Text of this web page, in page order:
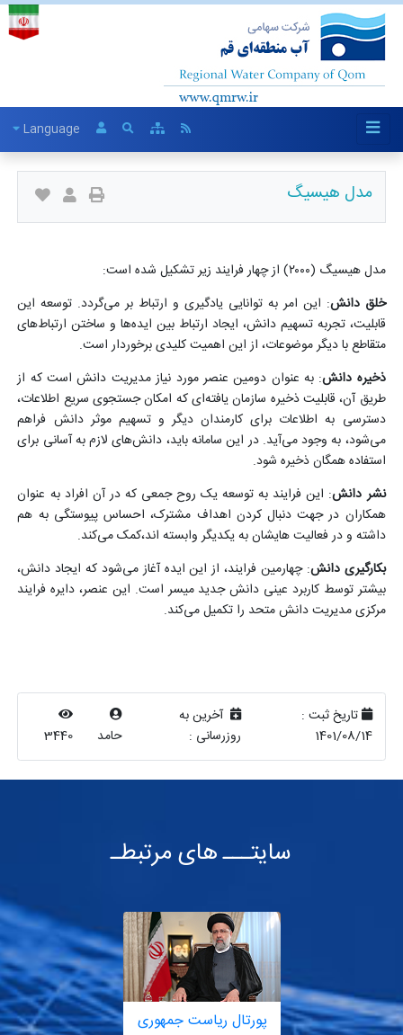
Language
مدل هیسیگ
مدل هیسیگ (۲۰۰۰) از چهار فرایند زیر تشکیل شده است
:
خلق دانش: این امر به توانایی یادگیری و ارتباط بر می‌گردد. توسعه این
قابلیت، تجربه تسهیم دانش، ایجاد ارتباط بین ایده‌ها و ساختن ارتباط‌های
متقاطع با دیگر موضوعات، از این اهمیت کلیدی برخوردار است.
ذخیره دانش: به عنوان دومین عنصر مورد نیاز مدیریت دانش است که از
طریق آن، قابلیت ذخیره سازمان یافته‌ای که امکان جستجوی سریع اطلاعات،
دسترسی به اطلاعات برای کارمندان دیگر و تسهیم موثر دانش فراهم
می‌شود، به وجود می‌آید. در این سامانه باید، دانش‌های لازم به آسانی برای
استفاده همگان ذخیره شود.
نشر دانش: این فرایند به توسعه یک روح جمعی که در آن افراد به عنوان
همکاران در جهت دنبال کردن اهداف مشترک، احساس پیوستگی به هم
داشته و در فعالیت هایشان به یکدیگر وابسته اند،کمک می‌کند.
بکارگیری دانش: چهارمین فرایند، از این ایده آغاز می‌شود که ایجاد دانش،
بیشتر توسط کاربرد عینی دانش جدید میسر است. این عنصر، دایره فرایند
مرکزی مدیریت دانش متحد را تکمیل می‌کند.
تاریخ ثبت :
1401/08/14
آخرین به
روزرسانی :
حامد 3440
سایتـــ های مرتبطـ
پورتال ریاست جمهوری